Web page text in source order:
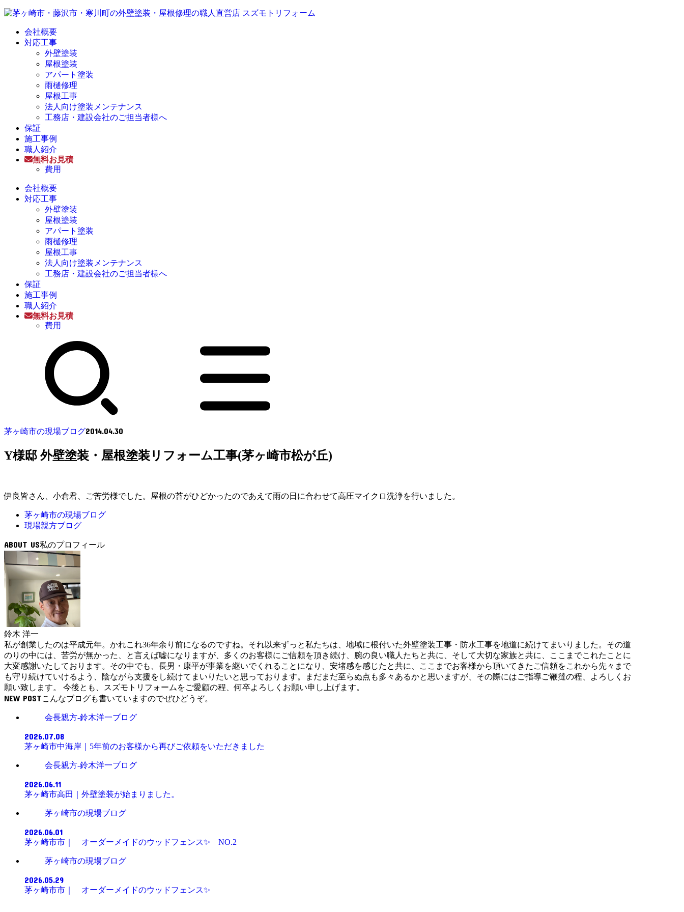
会社概要
対応工事
外壁塗装
屋根塗装
アパート塗装
雨樋修理
屋根工事
法人向け塗装メンテナンス
工務店・建設会社のご担当者様へ
保証
施工事例
職人紹介
無料お見積
費用
会社概要
対応工事
外壁塗装
屋根塗装
アパート塗装
雨樋修理
屋根工事
法人向け塗装メンテナンス
工務店・建設会社のご担当者様へ
保証
施工事例
職人紹介
無料お見積
費用
茅ヶ崎市の現場ブログ2014.04.30
Y様邸 外壁塗装・屋根塗装リフォーム工事(茅ヶ崎市松が丘)
伊良皆さん、小倉君、ご苦労様でした。屋根の苔がひどかったのであえて雨の日に合わせて高圧マイクロ洗浄を行いました。
茅ヶ崎市の現場ブログ
現場親方ブログ
ABOUT US
鈴木 洋一
私が創業したのは平成元年。かれこれ36年余り前になるのですね。それ以来ずっと私たちは、地域に根付いた外壁塗装工事・防水工事を地道に続けてまいりました。その道
のりの中には、苦労が無かった、と言えば嘘になりますが、多くのお客様にご信頼を頂き続け、腕の良い職人たちと共に、そして大切な家族と共に、ここまでこれたことに
大変感謝いたしております。その中でも、長男・康平が事業を継いでくれることになり、安堵感を感じたと共に、ここまでお客様から頂いてきたご信頼をこれから先々まで
も守り続けていけるよう、陰ながら支援をし続けてまいりたいと思っております。まだまだ至らぬ点も多々あるかと思いますが、その際にはご指導ご鞭撻の程、よろしくお
願い致します。 今後とも、スズモトリフォームをご愛顧の程、何卒よろしくお願い申し上げます。
NEW POST
会長親方-鈴木洋一ブログ
2026.07.08
茅ヶ崎市中海岸｜5年前のお客様から再びご依頼をいただきました
会長親方-鈴木洋一ブログ
2026.06.11
茅ヶ崎市高田｜外壁塗装が始まりました。
茅ヶ崎市の現場ブログ
2026.06.01
茅ヶ崎市市｜ オーダーメイドのウッドフェンス✨ NO.2
茅ヶ崎市の現場ブログ
2026.05.29
茅ヶ崎市市｜ オーダーメイドのウッドフェンス✨